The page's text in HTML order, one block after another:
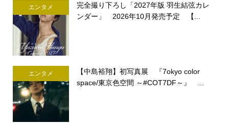
エンタメ
完全撮り下ろし「2027年版 羽生結弦カレ
ンダー」 2026年10月発売予定 【...
エンタメ
【中島裕翔】初写真展 『7okyo color
space/東京色空間 ～#COT7DF～』 ...